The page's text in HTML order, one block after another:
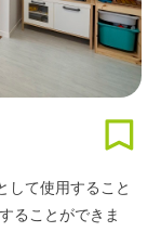
して使用すること
ることができま